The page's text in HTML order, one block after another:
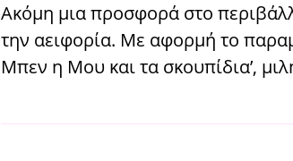
Ακόμη μια προσφορά στο
την αειφορία. Με αφορμή το
Μπεν η Μου και τα σκουπίδια’,